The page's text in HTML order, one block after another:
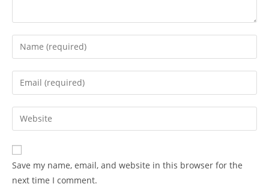
Enter
your
name
comment
Enter
your
email
address
comment
Enter
your
website
URL
(optional)
Save my name, email, and website in this browser for the
next time I comment.